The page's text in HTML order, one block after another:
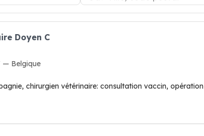
Doyen C
— Belgique
chirurgien vétérinaire: consultation vaccin, opération